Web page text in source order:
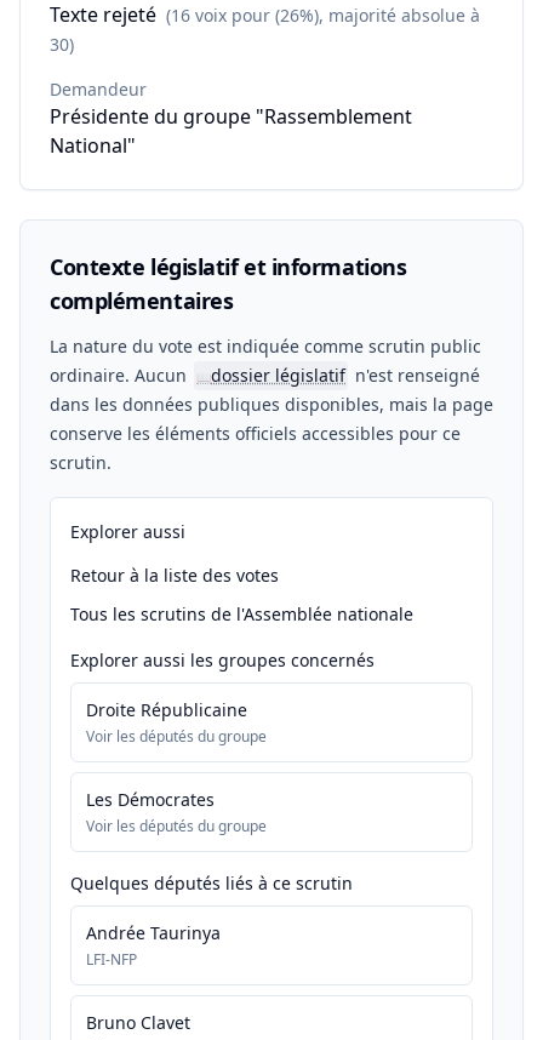
Texte rejeté (16 voix pour (26%), majorité absolue à
30)
Demandeur
Présidente du groupe "Rassemblement
National"
Contexte législatif et informations
complémentaires
La nature du vote est indiquée comme scrutin public
ordinaire. Aucun
📖dossier législatif n'est renseigné
dans les données publiques disponibles, mais la page
conserve les éléments officiels accessibles pour ce
scrutin.
Explorer aussi
Retour à la liste des votes
Tous les scrutins de l'Assemblée nationale
Explorer aussi les groupes concernés
Droite Républicaine
Voir les députés du groupe
Les Démocrates
Voir les députés du groupe
Quelques députés liés à ce scrutin
Andrée Taurinya
LFI-NFP
Bruno Clavet